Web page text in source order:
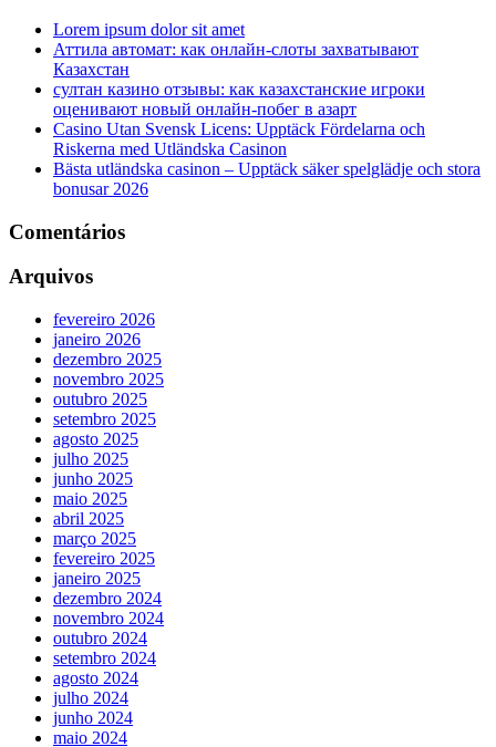
Lorem ipsum dolor sit amet
Аттила автомат: как онлайн‑слоты захватывают
Казахстан
султан казино отзывы: как казахстанские игроки
оценивают новый онлайн‑побег в азарт
Casino Utan Svensk Licens: Upptäck Fördelarna och
Riskerna med Utländska Casinon
Bästa utländska casinon – Upptäck säker spelglädje och stora
bonusar 2026
Comentários
Arquivos
fevereiro 2026
janeiro 2026
dezembro 2025
novembro 2025
outubro 2025
setembro 2025
agosto 2025
julho 2025
junho 2025
maio 2025
abril 2025
março 2025
fevereiro 2025
janeiro 2025
dezembro 2024
novembro 2024
outubro 2024
setembro 2024
agosto 2024
julho 2024
junho 2024
maio 2024